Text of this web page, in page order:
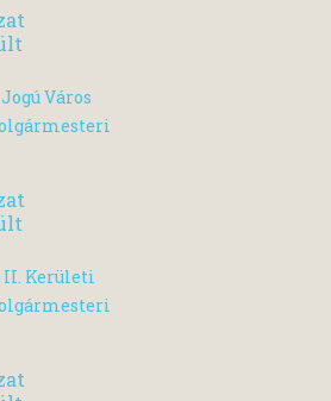
Város
II. Kerületi